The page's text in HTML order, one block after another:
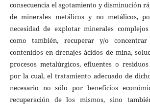
consecuencia el agotamiento y disminución
de minerales metálicos y no metálicos,
necesidad de explotar minerales
como también, recuperar y/o
contenidos en drenajes ácidos de mina,
procesos metalúrgicos, efluentes o
por la cual, el tratamiento adecuado de
necesario no sólo por beneficios
recuperación de los mismos, sino